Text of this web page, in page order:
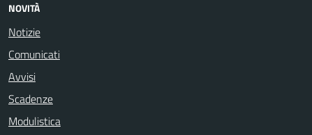
NOVITÀ
Notizie
Comunicati
Avvisi
Scadenze
Modulistica